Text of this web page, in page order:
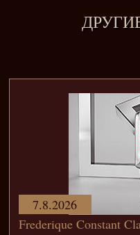
Frederique Constant
7.8.2026